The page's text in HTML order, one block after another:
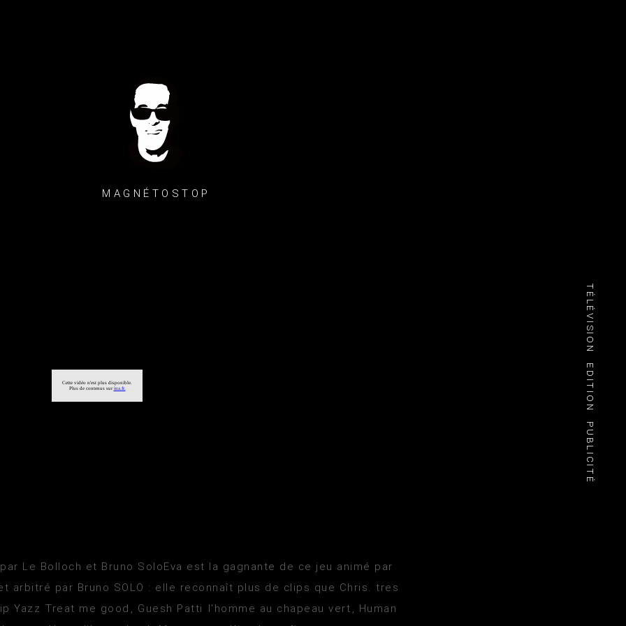
TÉLÉVISION
EDITION
PUBLICITÉ
MAGNÉTOSTOP
Le Bolloch et Bruno SoloEva est la gagnante de ce jeu animé par
arbitré par Bruno SOLO : elle reconnaît plus de clips que Chris. tres
Yazz Treat me good, Guesh Patti l'homme au chapeau vert, Human